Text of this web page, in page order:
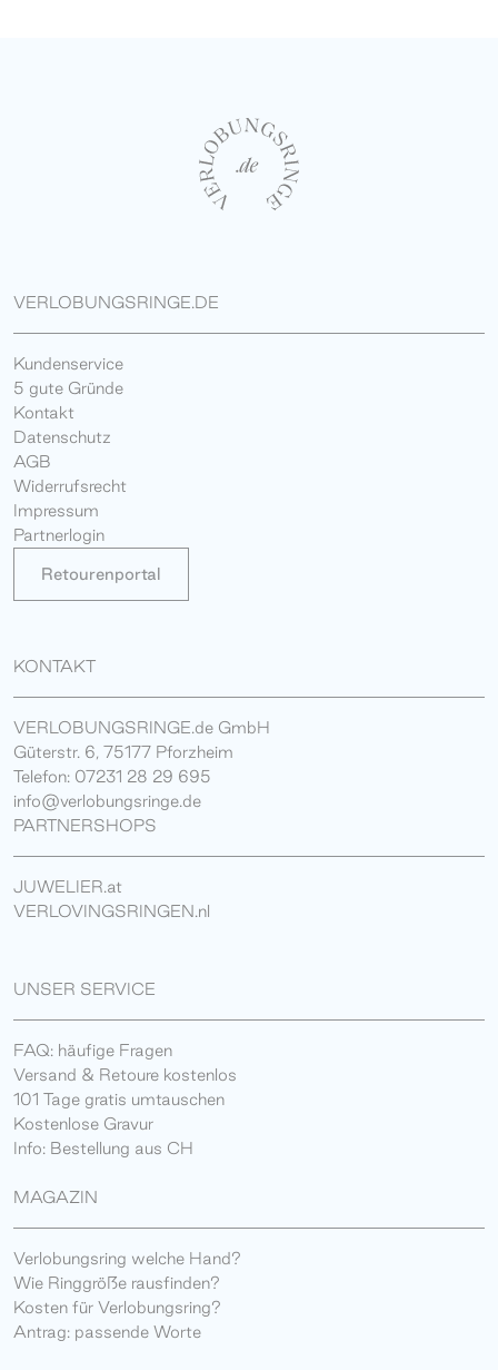
VERLOBUNGSRINGE.DE
Kundenservice
5 gute Gründe
Kontakt
Datenschutz
AGB
Widerrufsrecht
Impressum
Partnerlogin
Retourenportal
KONTAKT
VERLOBUNGSRINGE.de GmbH
Güterstr. 6, 75177 Pforzheim
Telefon: 07231 28 29 695
info@verlobungsringe.de
PARTNERSHOPS
JUWELIER.at
VERLOVINGSRINGEN.nl
UNSER SERVICE
FAQ: häufige Fragen
Versand & Retoure kostenlos
101 Tage gratis umtauschen
Kostenlose Gravur
Info: Bestellung aus CH
MAGAZIN
Verlobungsring welche Hand?
Wie Ringgröße rausfinden?
Kosten für Verlobungsring?
Antrag: passende Worte